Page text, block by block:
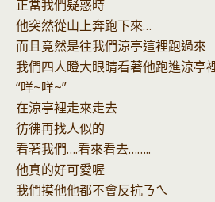
正當我們疑惑時
他突然從山上奔跑下來…
而且竟然是往我們涼亭這裡跑過來
我們四人瞪大眼睛看著他跑進涼亭
“咩~咩~”
在涼亭裡走來走去
彷彿再找人似的
看著我們….看來看去……..
他真的好可愛喔
我們摸他他都不會反抗ㄋㄟ